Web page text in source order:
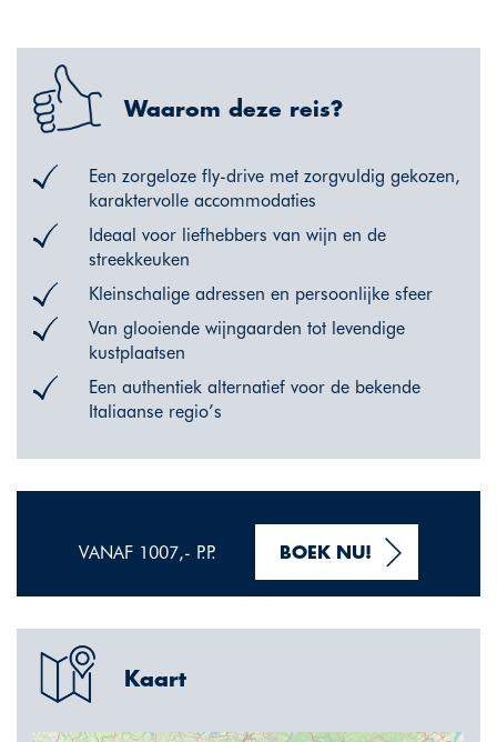
Waarom deze reis?
Een zorgeloze fly-drive met zorgvuldig gekozen,
karaktervolle accommodaties
Ideaal voor liefhebbers van wijn en de
streekkeuken
Kleinschalige adressen en persoonlijke sfeer
Van glooiende wijngaarden tot levendige
kustplaatsen
Een authentiek alternatief voor de bekende
Italiaanse regio’s
VANAF 1007,- P.P. BOEK NU!
Kaart